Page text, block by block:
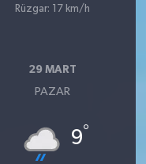
Rüzgar: 17 km/h
29 MART
PAZAR
9°